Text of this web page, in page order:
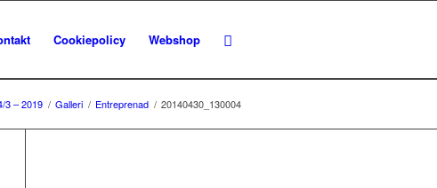
Cookiepolicy Webshop
3 – 2019 / Galleri / Entreprenad / 20140430_130004